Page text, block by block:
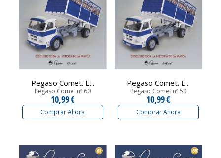
Pegaso Comet. E...
Pegaso Comet nº 60
10,99 €
Comprar Ahora
Pegaso Comet. E...
Pegaso Comet nº 50
10,99 €
Comprar Ahora